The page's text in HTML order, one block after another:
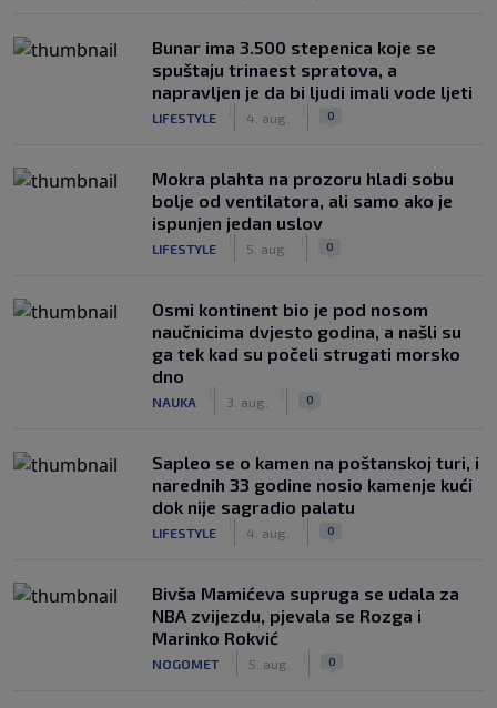
Bunar imа 3.500 stepenica koje se
spuštaju trinaest spratova, a
napravljen je da bi ljudi imali vode ljeti
LIFESTYLE 4. aug. 0
Mokra plahta na prozoru hladi sobu
bolje od ventilatora, ali samo ako je
ispunjen jedan uslov
LIFESTYLE 5. aug. 0
Osmi kontinent bio je pod nosom
naučnicima dvjesto godina, a našli su
ga tek kad su počeli strugati morsko
dno
NAUKA 3. aug. 0
Saplео se o kamen na poštanskoj turi, i
narednih 33 godine nosio kamenje kući
dok nije sagradio palatu
LIFESTYLE 4. aug. 0
Bivša Mamićeva supruga se udala za
NBA zvijezdu, pjevala se Rozga i
Marinko Rokvić
NOGOMET 5. aug. 0